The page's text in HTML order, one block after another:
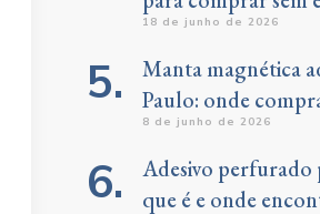
18 de junho de 2026
Manta magnética
Paulo: onde
8 de junho de 2026
Adesivo perfurado
que é e onde